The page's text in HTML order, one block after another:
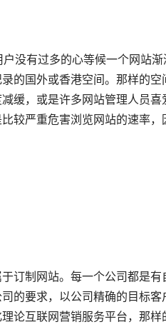
有过多的心等候一个网站渐
的国外或香港空间。那样的空
缓，或是许多网站管理人员
较严重危害浏览网站的速率
制网站。每一个公司都是有
的要求，以公司精确的目标
论互联网营销服务平台，那